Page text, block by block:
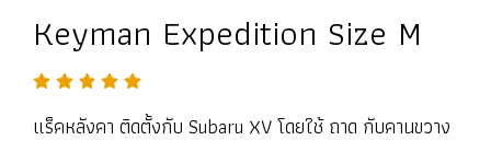
Keyman Expedition Size M
แร็คหลังคา ติดตั้งกับ Subaru XV โดยใช้ ถาด กับคานขวาง